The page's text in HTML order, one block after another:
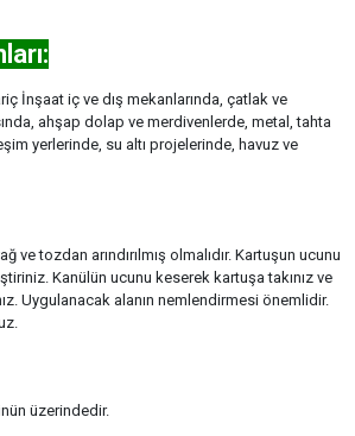
İnşaat iç ve dış mekanlarında, çatlak ve
ahşap dolap ve merdivenlerde, metal, tahta
yerlerinde, su altı projelerinde, havuz ve
ve tozdan arındırılmış olmalıdır. Kartuşun ucunu
Kanülün ucunu keserek kartuşa takınız ve
Uygulanacak alanın nemlendirmesi önemlidir.
üzerindedir.